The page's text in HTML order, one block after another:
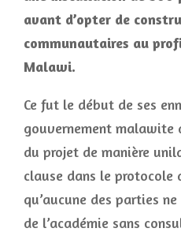
avant d’opter de
communautaires au
Malawi.
Ce fut le début de ses
gouvernement malawite
du projet de manière
clause dans le protocole
qu’aucune des parties
de l’académie sans